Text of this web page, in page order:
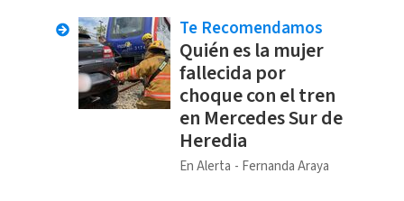
Te Recomendamos
Quién es la mujer
fallecida por
choque con el tren
en Mercedes Sur de
Heredia
En Alerta Fernanda Araya